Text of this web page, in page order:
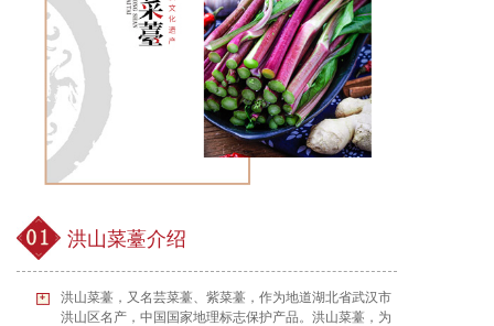
洪山菜薹介绍
洪山菜薹，又名芸菜薹、紫菜薹，作为地道湖北省武汉市
洪山区名产，中国国家地理标志保护产品。洪山菜薹，为